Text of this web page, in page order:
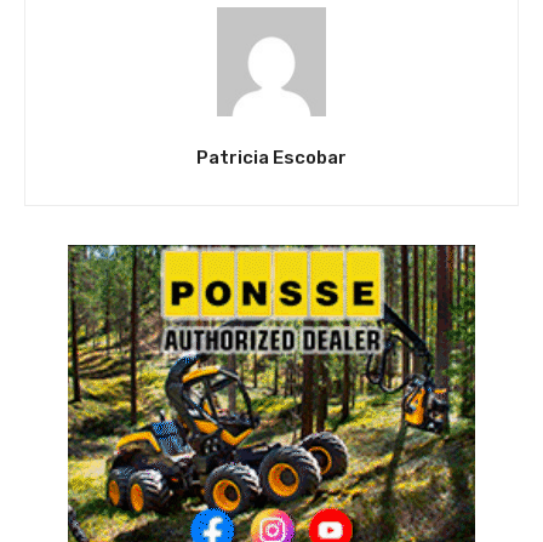
Patricia Escobar